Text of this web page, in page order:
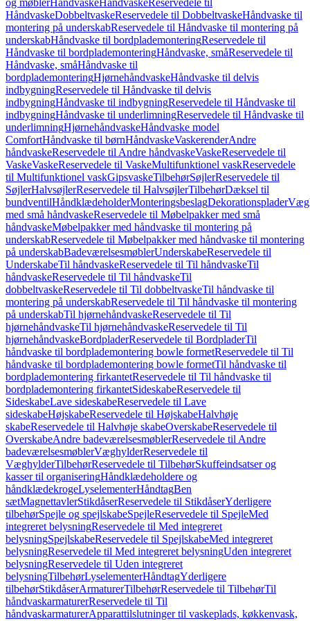
og møblerHåndvaskeHåndvaskeReservedele til
HåndvaskeDobbeltvaskeReservedele til DobbeltvaskeHåndvaske til
montering på underskabReservedele til Håndvaske til montering på
underskabHåndvaske til bordplademonteringReservedele til
Håndvaske til bordplademonteringHåndvaske, småReservedele til
Håndvaske, småHåndvaske til
bordplademonteringHjørnehåndvaskeHåndvaske til delvis
indbygningReservedele til Håndvaske til delvis
indbygningHåndvaske til indbygningReservedele til Håndvaske til
indbygningHåndvaske til underlimningReservedele til Håndvaske til
underlimningHjørnehåndvaskeHåndvaske model
ComfortHåndvaske til børnHåndvaskeVaskerenderAndre
håndvaskeReservedele til Andre håndvaskeVaskeReservedele til
VaskeVaskeReservedele til VaskeMultifunktionel vaskReservedele
til Multifunktionel vaskGipsvaskeTilbehørSøjlerReservedele til
SøjlerHalvsøjlerReservedele til HalvsøjlerTilbehørDæksel til
bundventilHåndklædeholderMonteringsbeslagDekorationsplader
med små håndvaskeReservedele til Møbelpakker med små
håndvaskeMøbelpakker med håndvaske til montering på
underskabReservedele til Møbelpakker med håndvaske til montering
på underskabBadeværelsesmøblerUnderskabeReservedele til
UnderskabeTil håndvaskeReservedele til Til håndvaskeTil
håndvaskeReservedele til Til håndvaskeTil
dobbeltvaskeReservedele til Til dobbeltvaskeTil håndvaske til
montering på underskabReservedele til Til håndvaske til montering
på underskabTil hjørnehåndvaskeReservedele til Til
hjørnehåndvaskeTil hjørnehåndvaskeReservedele til Til
hjørnehåndvaskeBordpladerReservedele til BordpladerTil
håndvaske til bordplademontering bowle formetReservedele til Til
håndvaske til bordplademontering bowle formetTil håndvaske til
bordplademontering firkantetReservedele til Til håndvaske til
bordplademontering firkantetSideskabeReservedele til
SideskabeLave sideskabeReservedele til Lave
sideskabeHøjskabeReservedele til HøjskabeHalvhøje
skabeReservedele til Halvhøje skabeOverskabeReservedele til
OverskabeAndre badeværelsesmøblerReservedele til Andre
badeværelsesmøblerVæghylderReservedele til
VæghylderTilbehørReservedele til TilbehørSkuffeindsatser og
kasser til organiseringHåndklædeholdere og
håndklædekrogeLyselementerHåndtagBen
sætMagnettavlerStikdåserReservedele til StikdåserYderligere
tilbehørSpejle og spejlskabeSpejleReservedele til SpejleMed
integreret belysningReservedele til Med integreret
belysningSpejlskabeReservedele til SpejlskabeMed integreret
belysningReservedele til Med integreret belysningUden integreret
belysningReservedele til Uden integreret
belysningTilbehørLyselementerHåndtagYderligere
tilbehørStikdåserArmaturerTilbehørReservedele til TilbehørTil
håndvaskarmaturerReservedele til Til
håndvaskarmaturerApparattilslutninger til vaskeplads, køkkenvask,